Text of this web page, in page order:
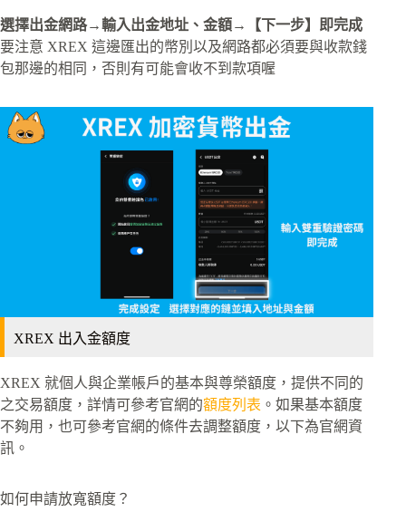
選擇出金網路→輸入出金地址、金額→【下一步】即完成
要注意 XREX 這邊匯出的幣別以及網路都必須要與收款錢
包那邊的相同，否則有可能會收不到款項喔
XREX 出入金額度
XREX 就個人與企業帳戶的基本與尊榮額度，提供不同的
之交易額度，詳情可參考官網的額度列表 。如果基本額度
不夠用，也可參考官網的條件去調整額度，以下為官網資
訊。
如何申請放寬額度？